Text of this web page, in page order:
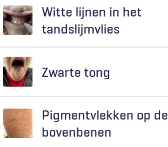
Witte lijnen in het
tandslijmvlies
Zwarte tong
Pigmentvlekken op de
bovenbenen